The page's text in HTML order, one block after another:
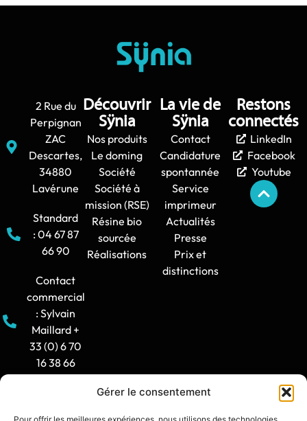
Gérer le consentement
2 Rue du
Perpignan
ZAC
Descartes,
34880
Lavérune
Standard
: 04 67 87
66 90
Contact
commercial
: Sylvain
Maillard +
33 (0) 6 70
16 38 66
Découvrir
Sÿnia
Nos produits
Le doming
Société
Société à
mission (RSE)
Résine bio
sourcée
Réalisations
La vie de
Sÿnia
Contact
Candidature
spontannée
Service
imprimeur
Actualités
Presse
Prix et
distinctions
Restons
connectés
LinkedIn
Facebook
Youtube